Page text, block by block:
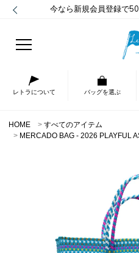
今なら新規会員登録で
レトラについて バッグを選ぶ
HOME
すべてのアイテム
MERCADO BAG - 2026 PLAYFUL